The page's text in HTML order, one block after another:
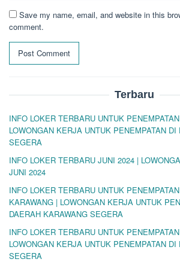
Save my name, email, and website in this
comment.
Terbaru
INFO LOKER TERBARU UNTUK
LOWONGAN KERJA UNTUK PENEMPATAN
SEGERA
INFO LOKER TERBARU JUNI 2024 |
JUNI 2024
INFO LOKER TERBARU UNTUK
KARAWANG | LOWONGAN KERJA UNTUK
DAERAH KARAWANG SEGERA
INFO LOKER TERBARU UNTUK
LOWONGAN KERJA UNTUK PENEMPATAN DI
SEGERA